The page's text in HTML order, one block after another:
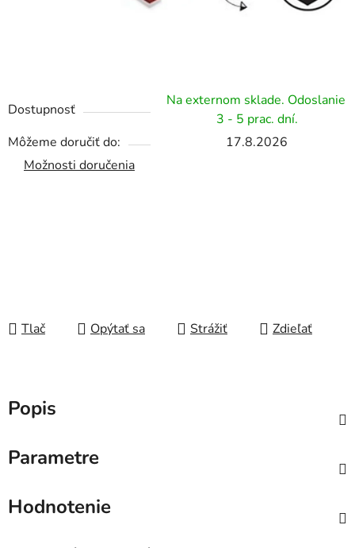
Dostupnosť
Na externom sklade. Odoslanie
3 - 5 prac. dní.
Môžeme doručiť do:
17.8.2026
Možnosti doručenia
Tlač Opýtať sa Strážiť Zdieľať
Popis
Parametre
Hodnotenie